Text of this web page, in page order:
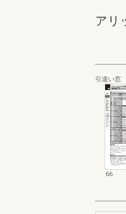
アリ
引違い窓
66